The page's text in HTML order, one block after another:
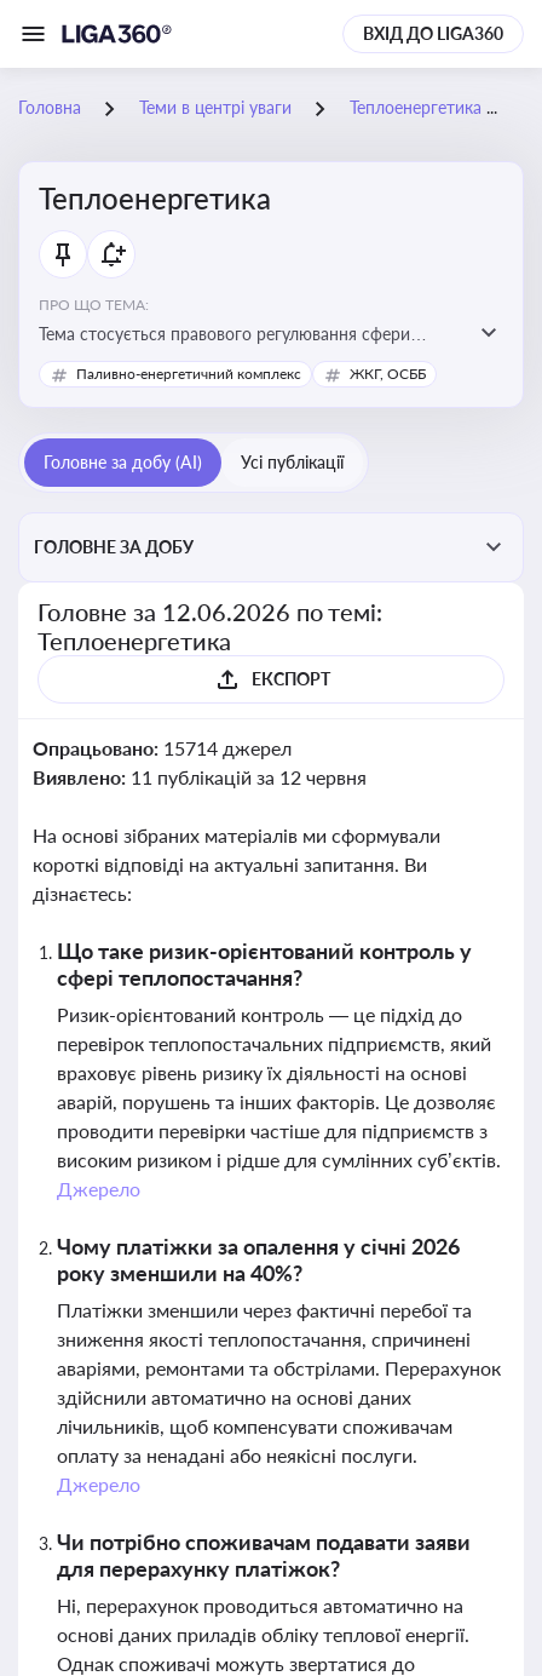
ВХІД ДО LIGA360
Головна Теми в центрі уваги Теплоенергетика
Теплоенергетика
ПРО ЩО ТЕМА:
Тема стосується правового регулювання сфери
теплопостачання в Україні, що є важливою для
енергетичної безпеки, економіки підприємств та
комунальних послуг
Паливно-енергетичний комплекс ЖКГ, ОСББ
Головне за добу (AI) Усі публікації
ГОЛОВНЕ ЗА ДОБУ
Головне за 12.06.2026 по темі:
Теплоенергетика
ЕКСПОРТ
Опрацьовано: 15714 джерел
Виявлено: 11 публікацій за 12 червня
На основі зібраних матеріалів ми сформували
короткі відповіді на актуальні запитання. Ви
дізнаєтесь:
Що таке ризик-орієнтований контроль у
сфері теплопостачання?
Ризик-орієнтований контроль — це підхід до
перевірок теплопостачальних підприємств, який
враховує рівень ризику їх діяльності на основі
аварій, порушень та інших факторів. Це дозволяє
проводити перевірки частіше для підприємств з
високим ризиком і рідше для сумлінних суб’єктів.
Джерело
Чому платіжки за опалення у січні 2026
року зменшили на 40%?
Платіжки зменшили через фактичні перебої та
зниження якості теплопостачання, спричинені
аваріями, ремонтами та обстрілами. Перерахунок
здійснили автоматично на основі даних
лічильників, щоб компенсувати споживачам
оплату за ненадані або неякісні послуги.
Джерело
Чи потрібно споживачам подавати заяви
для перерахунку платіжок?
Ні, перерахунок проводиться автоматично на
основі даних приладів обліку теплової енергії.
Однак споживачі можуть звертатися до